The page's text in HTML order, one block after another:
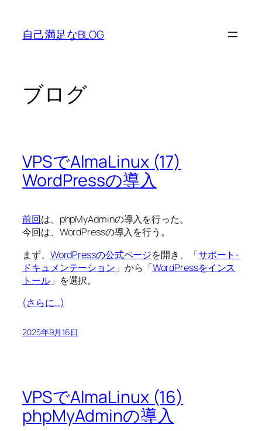
自己満足なBLOG
ブログ
VPSでAlmaLinux (17)
WordPressの導入
前回は、phpMyAdminの導入を行った。
今回は、WordPressの導入を行う。
まず、 WordPressの公式ページを開き、「サポート-
ドキュメンテーション 」から「WordPressをインス
トール」を選択。
(さらに…)
2025年9月16日
VPSでAlmaLinux (16)
phpMyAdminの導入